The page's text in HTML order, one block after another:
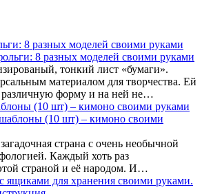
8 разных моделей своими руками
тонкий лист «бумаги».
материалом для творчества. Ей
форму и на ней не…
(10 шт) – кимоно своими руками
страна с очень необычной
Каждый хоть раз
страной и её народом. И…
ящиками для хранения своими руками.